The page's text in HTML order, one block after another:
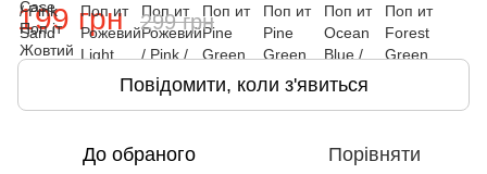
199 грн 299 грн
Повідомити, коли з'явиться
До обраного Порівняти